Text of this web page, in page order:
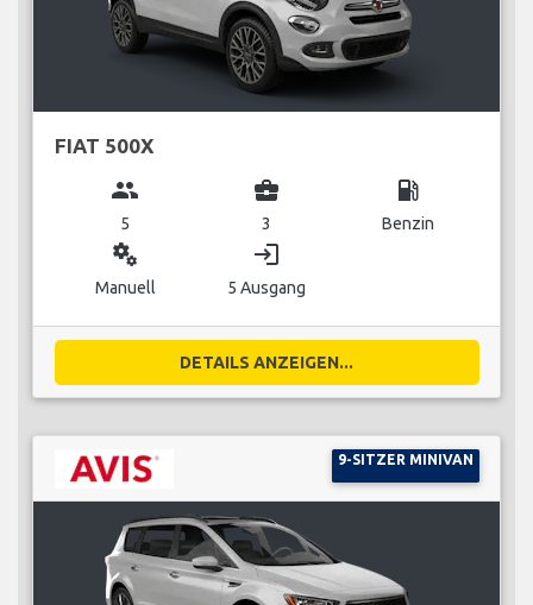
FIAT 500X
group
5
business_center
3
local_gas_station
Benzin
miscellaneous_services
Manuell
login
5 Ausgang
DETAILS ANZEIGEN...
9-SITZER MINIVAN